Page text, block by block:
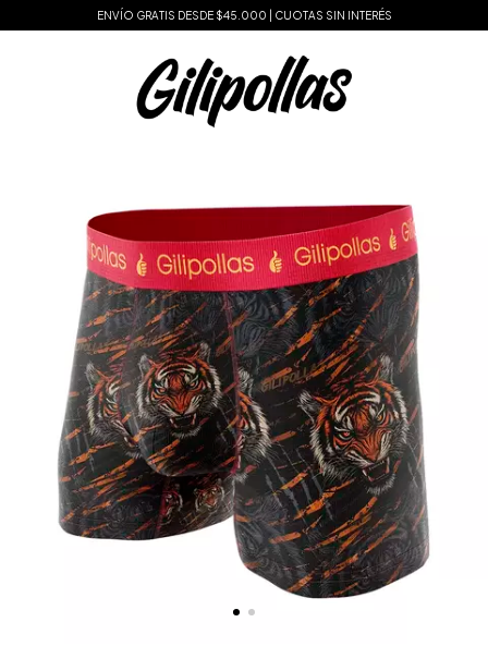
ENVÍO GRATIS DESDE $45.000 | CUOTAS SIN INTERÉS